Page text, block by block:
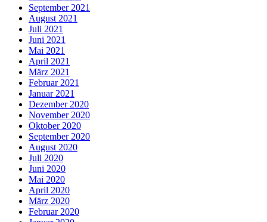
September 2021
August 2021
Juli 2021
Juni 2021
Mai 2021
April 2021
März 2021
Februar 2021
Januar 2021
Dezember 2020
November 2020
Oktober 2020
September 2020
August 2020
Juli 2020
Juni 2020
Mai 2020
April 2020
März 2020
Februar 2020